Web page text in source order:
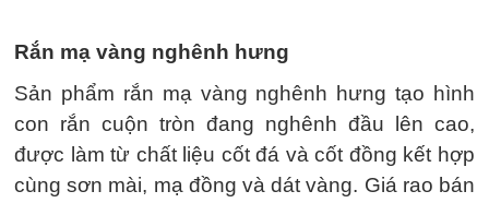
Rắn mạ vàng nghênh hưng
Sản phẩm rắn mạ vàng nghênh hưng tạo hình
con rắn cuộn tròn đang nghênh đầu lên cao,
được làm từ chất liệu cốt đá và cốt đồng kết hợp
cùng sơn mài, mạ đồng và dát vàng. Giá rao bán